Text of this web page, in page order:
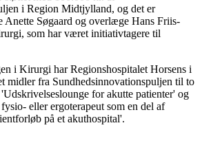
i Region Midtjylland, og det er
Anette Søgaard og overlæge Hans Friis-
som har været initiativtagere til
i Kirurgi har Regionshospitalet Horsens i
midler fra Sundhedsinnovationspuljen til to
for akutte patienter' og
eller ergoterapeut som en del af
på et akuthospital'.